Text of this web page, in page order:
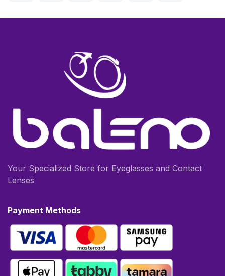
Your Specialized Store for Eyeglasses and Contact
Lenses
Payment Methods